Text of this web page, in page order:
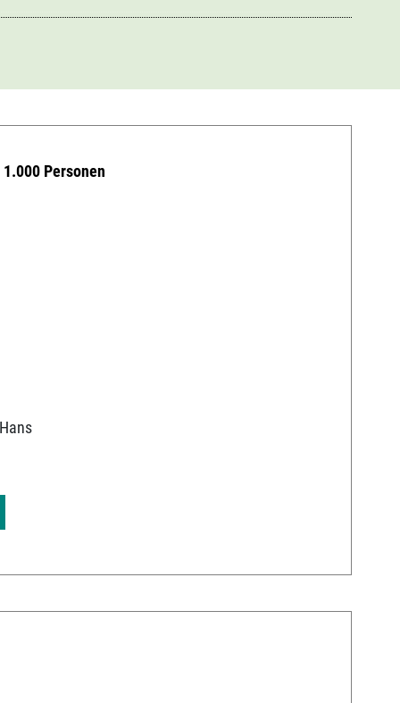
Personen